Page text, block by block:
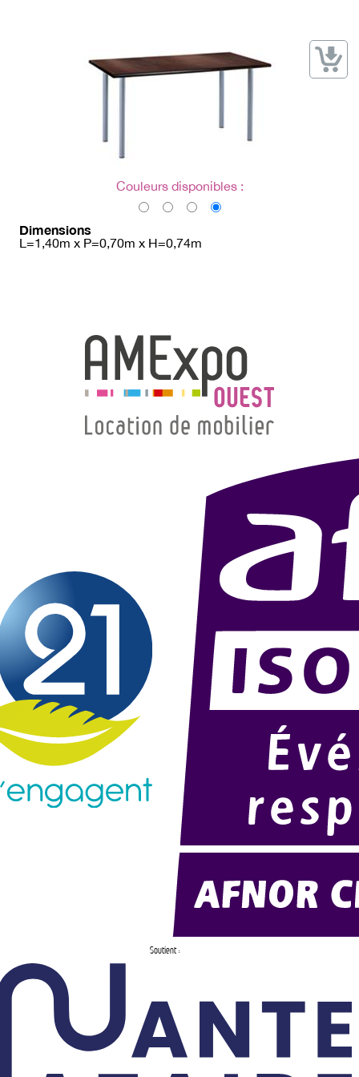
→ Couleurs
→ Ensembles
Couleurs disponibles :
Dimensions
L=1,40m x P=0,70m x H=0,74m
Soutient :